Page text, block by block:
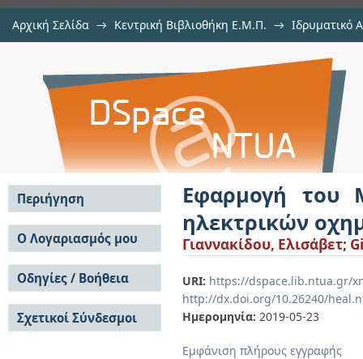
Αρχική Σελίδα → Κεντρική Βιβλιοθήκη Ε.Μ.Π. → Ιδρυματικό
Εφαρμογή του Mobile Edge
Εφαρμογή του
ηλεκτρικών
Γιαννακίδου, Ελισάβετ;
URI: https://dspace.lib.ntua.gr/
http://dx.doi.org/10.26240/
Ημερομηνία: 2019-05-23
Εμφάνιση πλήρους εγγραφής
Περιήγηση
Σε όλο το DSpace
Κοινότητες & Συλλογές
Ανά Ημερομηνία
Έκδοσης
Συγγραφείς
Τίτλοι
Θέματα
Ο Λογαριασμός μου
Σύνδεση
Εγγραφή
Οδηγίες / Βοήθεια
Οδηγίες Υποβολής
Οδηγίες Χρήσης ΙΑ
Συχνές Ερωτήσεις
Σχετικοί Σύνδεσμοι